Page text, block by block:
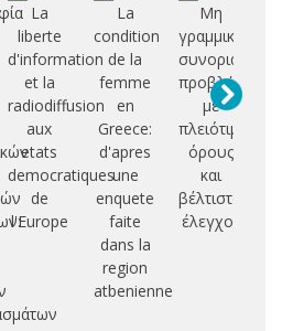
La
liberte
d'information
et la
radiodiffusion
aux
etats
democratiques
de
l'Europe
La
condition
de la
femme
en
Greece:
d'apres
une
enquete
faite
dans la
region
atbenienne
Μη
γραμμικά
συνοριακά
προβλήματα
με
πλειότιμους
όρους
και
βέλτιστος
έλεγχος